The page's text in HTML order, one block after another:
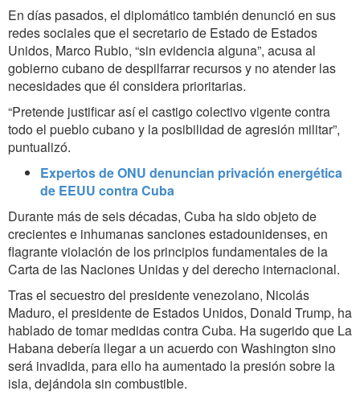
En días pasados, el diplomático también denunció en sus
redes sociales que el secretario de Estado de Estados
Unidos, Marco Rubio, “sin evidencia alguna”, acusa al
gobierno cubano de despilfarrar recursos y no atender las
necesidades que él considera prioritarias.
“Pretende justificar así el castigo colectivo vigente contra
todo el pueblo cubano y la posibilidad de agresión militar”,
puntualizó.
Expertos de ONU denuncian privación energética
de EEUU contra Cuba
Durante más de seis décadas, Cuba ha sido objeto de
crecientes e inhumanas sanciones estadounidenses, en
flagrante violación de los principios fundamentales de la
Carta de las Naciones Unidas y del derecho internacional.
Tras el secuestro del presidente venezolano, Nicolás
Maduro, el presidente de Estados Unidos, Donald Trump, ha
hablado de tomar medidas contra Cuba. Ha sugerido que La
Habana debería llegar a un acuerdo con Washington sino
será invadida, para ello ha aumentado la presión sobre la
isla, dejándola sin combustible.